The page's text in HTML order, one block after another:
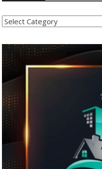
Kategoritë